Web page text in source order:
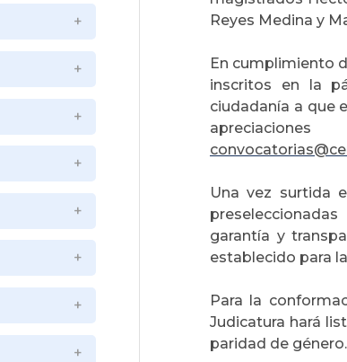
Reyes Medina y
En cumplimiento
inscritos en la
ciudadanía a que
Una vez surtida
garantía y
establecido para
Para la
Judicatura hará
paridad de género.